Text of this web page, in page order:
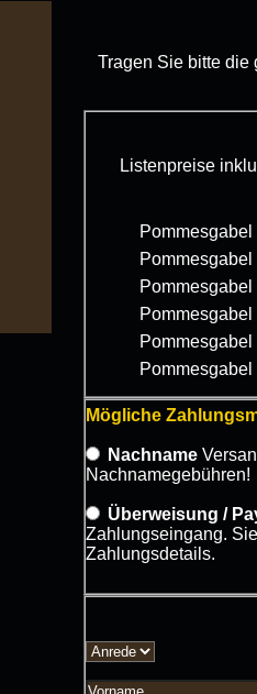
Tragen Sie bitte die
Listenpreise
Pommesgabel
Pommesgabel
Pommesgabel
Mögliche
Nachname
Nachnamegebühren!
Überweisung /
Zahlungseingang.
Zahlungsdetails.